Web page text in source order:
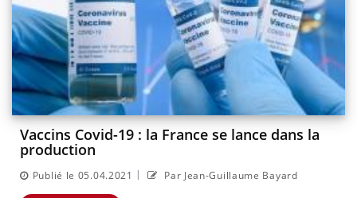
Vaccins Covid-19 : la France se lance dans la
production
Publié le 05.04.2021 | Par Jean-Guillaume Bayard